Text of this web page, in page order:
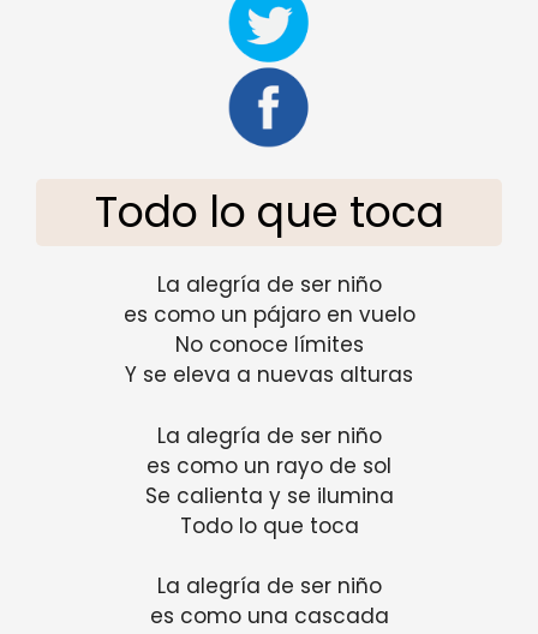
Todo lo que toca
La alegría de ser niño
es como un pájaro en vuelo
No conoce límites
Y se eleva a nuevas alturas
La alegría de ser niño
es como un rayo de sol
Se calienta y se ilumina
Todo lo que toca
La alegría de ser niño
es como una cascada